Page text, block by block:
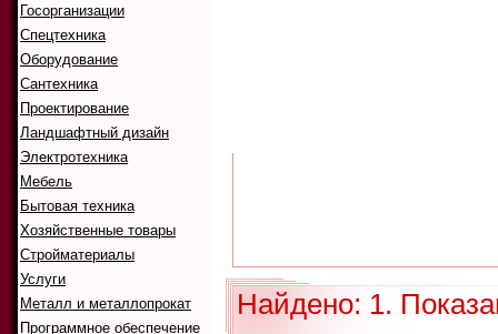
Найдено: 1.
Госорганизации
Спецтехника
Оборудование
Сантехника
Проектирование
Ландшафтный дизайн
Электротехника
Мебель
Бытовая техника
Хозяйственные товары
Стройматериалы
Услуги
Металл и металлопрокат
Программное обеспечение